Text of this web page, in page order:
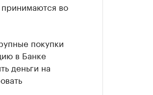
во
покупки
в Банке
деньги на